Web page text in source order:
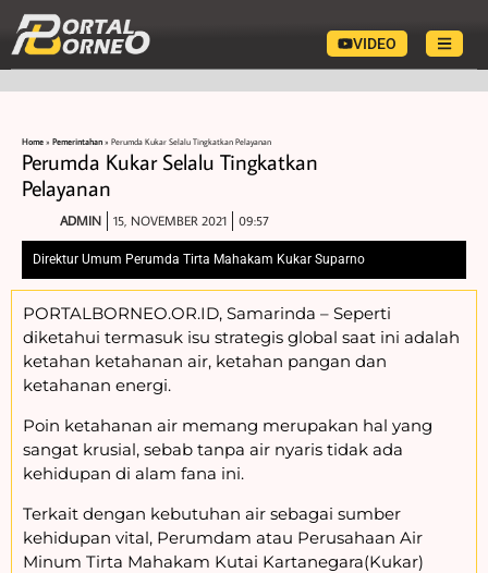
VIDEO
Home » Pemerintahan » Perumda Kukar Selalu Tingkatkan Pelayanan
Perumda Kukar Selalu Tingkatkan
Pelayanan
ADMIN 15, NOVEMBER 2021 09:57
Direktur Umum Perumda Tirta Mahakam Kukar Suparno
PORTALBORNEO.OR.ID, Samarinda – Seperti
diketahui termasuk isu strategis global saat ini adalah
ketahan ketahanan air, ketahan pangan dan
ketahanan energi.
Poin ketahanan air memang merupakan hal yang
sangat krusial, sebab tanpa air nyaris tidak ada
kehidupan di alam fana ini.
Terkait dengan kebutuhan air sebagai sumber
kehidupan vital, Perumdam atau Perusahaan Air
Minum Tirta Mahakam Kutai Kartanegara(Kukar)